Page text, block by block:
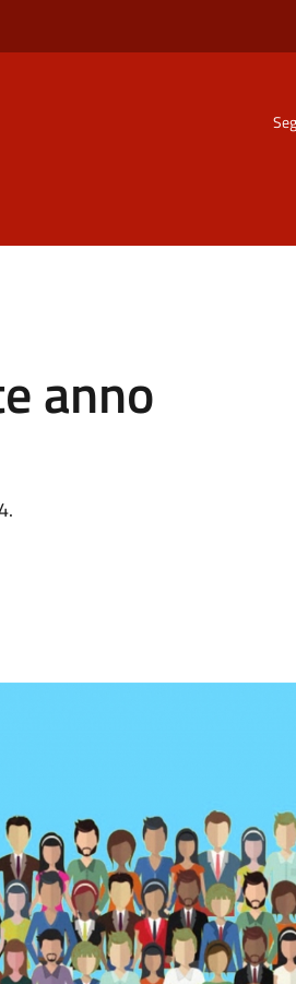
anno